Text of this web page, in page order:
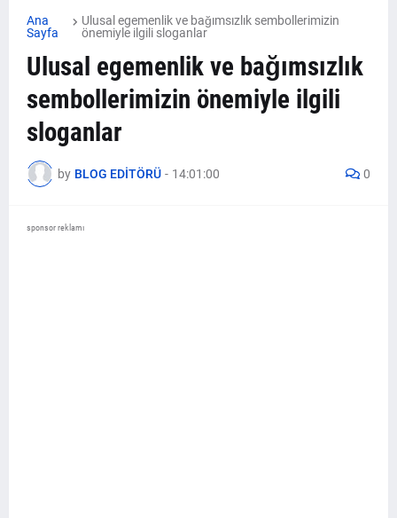
Ana
Sayfa
Ulusal egemenlik ve bağımsızlık sembollerimizin
önemiyle ilgili sloganlar
Ulusal egemenlik ve bağımsızlık
sembollerimizin önemiyle ilgili
sloganlar
by BLOG EDİTÖRÜ - 14:01:00 0
sponsor reklamı